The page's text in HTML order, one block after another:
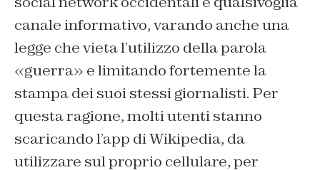
canale informativo, varando anche una
legge che vieta l’utilizzo della parola
«guerra» e limitando fortemente la
stampa dei suoi stessi giornalisti. Per
questa ragione, molti utenti stanno
scaricando l’app di Wikipedia, da
utilizzare sul proprio cellulare, per